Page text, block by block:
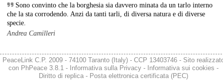
Sono convinto che la borghesia sia davvero minata da un tarlo interno
che la sta corrodendo. Anzi da tanti tarli, di diversa natura e di diverse
specie.
Andrea Camilleri
PeaceLink C.P. 2009 - 74100 Taranto (Italy) - CCP 13403746 - Sito
con PhPeace 3.8.1- Informativa sulla Privacy- Informativa sui cookies -
Diritto di replica- Posta elettronica certificata (PEC)